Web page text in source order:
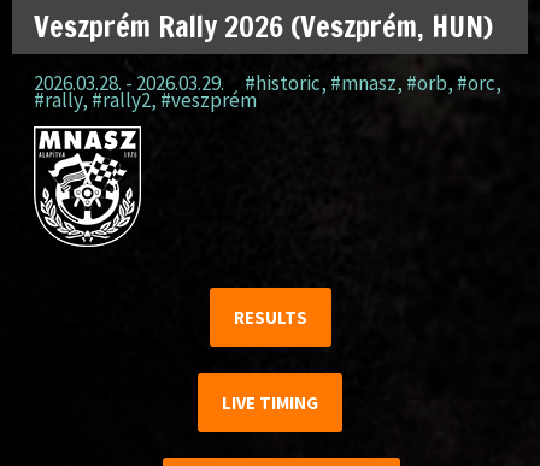
Veszprém Rally 2026 (Veszprém, HUN)
2026.03.28. - 2026.03.29. #historic, #mnasz, #orb, #orc,
#rally, #rally2, #veszprém
RESULTS
LIVE TIMING